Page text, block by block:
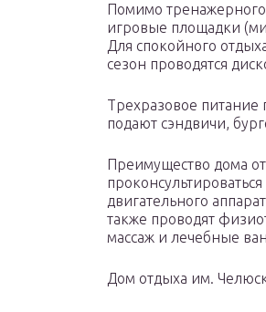
Помимо
игровые площадки
Для спокойного
сезон проводятся
Трехразовое
подают сэндвичи,
Преимущество дома
двигательного
также проводят
массаж и лечебные
Дом отдыха им.